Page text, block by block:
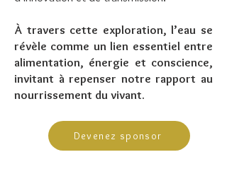
​À travers cette exploration, l’eau se
révèle comme un lien essentiel entre
alimentation, énergie et conscience,
invitant à repenser notre rapport au
nourrissement du vivant.
Devenez sponsor